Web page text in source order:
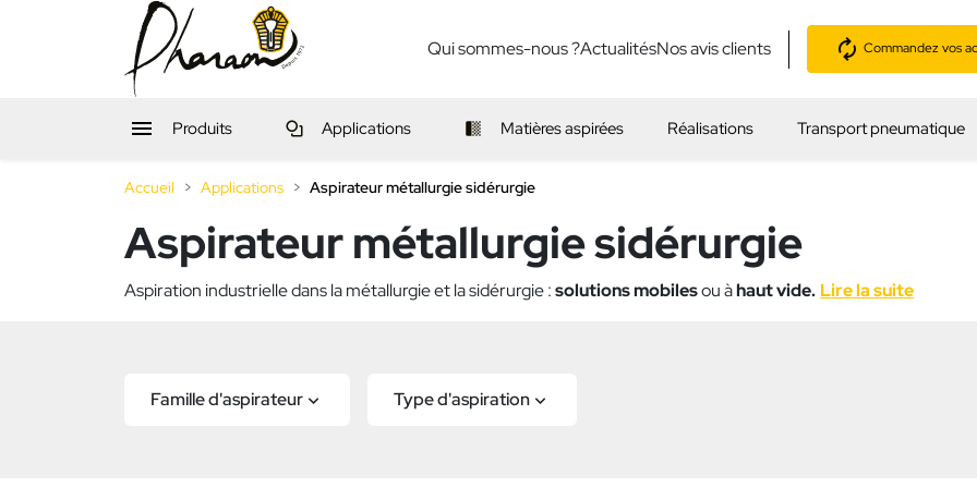
Qui sommes-nous ?ActualitésNos avis clients Commandez vos
 Produits Applications Matières aspirées Réalisations Transport pneumatique
Accueil Applications Aspirateur métallurgie sidérurgie
Aspirateur métallurgie sidérurgie
Aspiration industrielle dans la métallurgie et la sidérurgie :solutions mobilesou àhaut vide. Lire la suite
Famille d'aspirateur  Type d'aspiration 